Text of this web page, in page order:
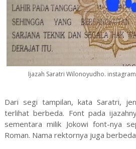
Ijazah Saratri Wilonoyudho.
Dari segi tampilan, kata Saratri,
terlihat berbeda. Font pada
sementara milik Jokowi font-nya
Roman. Nama rektornya juga